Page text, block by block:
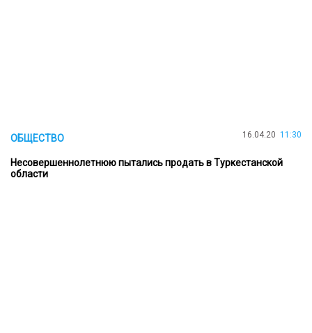
ОБЩЕСТВО 16.04.20 11:30
Несовершеннолетнюю пытались продать в Туркестанской
области